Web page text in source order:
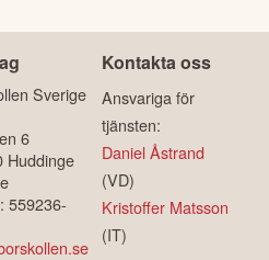
Sverige
6
Huddinge
559236-
Kontakta oss
Ansvariga för
tjänsten:
Daniel Åstrand
(VD)
Kristoffer Matsson
(IT)